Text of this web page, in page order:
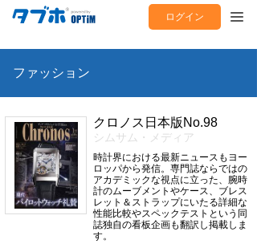
ログイン
ファッション
クロノス日本版No.98
シムサム・メディア
時計界における最新ニュースもヨー
ロッパから発信。専門誌ならではの
アカデミックな視点に立った、腕時
計のムーブメントやケース、ブレス
レット＆ストラップにいたる詳細な
性能比較やスペックテストという同
誌独自の看板企画も翻訳し掲載しま
す。